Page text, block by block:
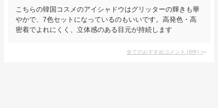
こちらの韓国コスメのアイシャドウはグリッターの輝きも華
やかで、7色セットになっているのもいいです。高発色・高
密着でよれにくく、立体感のある目元が持続します
全てのおすすめコメント (8件) >